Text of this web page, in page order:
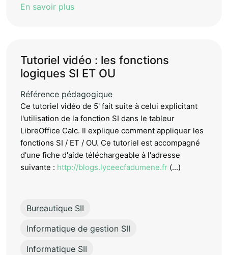
En savoir plus
Tutoriel vidéo : les fonctions
logiques SI ET OU
Référence pédagogique
Ce tutoriel vidéo de 5' fait suite à celui explicitant
l'utilisation de la fonction SI dans le tableur
LibreOffice Calc. Il explique comment appliquer les
fonctions SI / ET / OU. Ce tutoriel est accompagné
d'une fiche d'aide téléchargeable à l'adresse
suivante : http://blogs.lyceecfadumene.fr (...)
Bureautique SII
Informatique de gestion SII
Informatique SII